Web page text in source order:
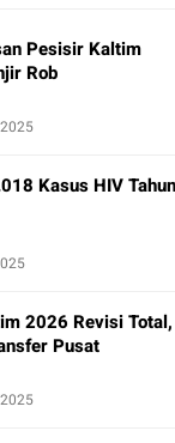
Pesisir Kaltim
Rob
Kasus HIV Tahun
2026 Revisi Total,
Pusat